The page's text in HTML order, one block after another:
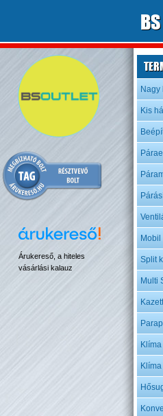
BS
Árukereső, a hiteles
vásárlási kalauz
Nagy
Kis
Split
Multi